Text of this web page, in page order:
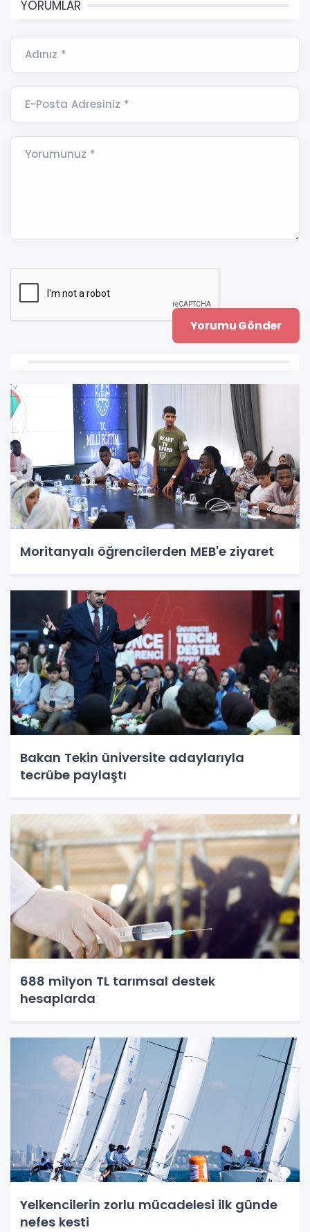
YORUMLAR
Adınız *
E-Posta Adresiniz *
Yorumunuz *
Moritanyalı öğrencilerden MEB'e ziyaret
Bakan Tekin üniversite adaylarıyla
tecrübe paylaştı
688 milyon TL tarımsal destek
hesaplarda
Yelkencilerin zorlu mücadelesi ilk günde
nefes kesti